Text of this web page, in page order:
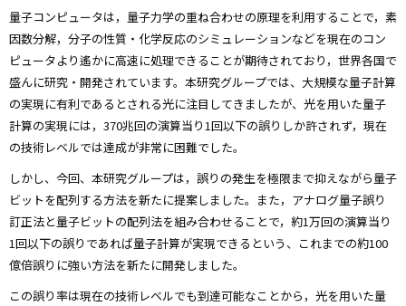
量子コンピュータは，量子力学の重ね合わせの原理を利用することで，素
因数分解，分子の性質・化学反応のシミュレーションなどを現在のコン
ピュータより遙かに高速に処理できることが期待されており，世界各国で
盛んに研究・開発されています。本研究グループでは、大規模な量子計算
の実現に有利であるとされる光に注目してきましたが、光を用いた量子
計算の実現には，370兆回の演算当り1回以下の誤りしか許されず，現在
の技術レベルでは達成が非常に困難でした。
しかし、今回、本研究グループは，誤りの発生を極限まで抑えながら量子
ビットを配列する方法を新たに提案しました。また，アナログ量子誤り
訂正法と量子ビットの配列法を組み合わせることで，約1万回の演算当り
1回以下の誤りであれば量子計算が実現できるという、これまでの約100
億倍誤りに強い方法を新たに開発しました。
この誤り率は現在の技術レベルでも到達可能なことから，光を用いた量